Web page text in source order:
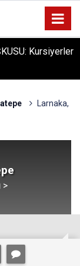
Kursiyerler
Larnaka,
>